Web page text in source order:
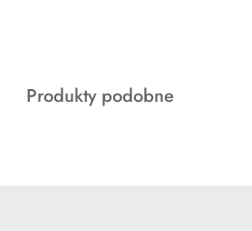
Produkty
Produkty podobne